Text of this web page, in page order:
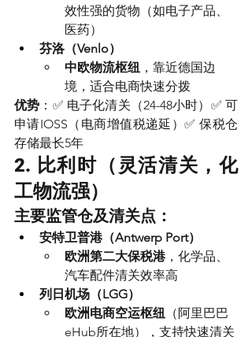
效性强的货物（如电子产品、
医药）
芬洛（Venlo）
中欧物流枢纽 ，靠近德国边
境，适合电商快速分拨
优势 ：✅ 电子化清关（24-48小时）✅ 可
申请IOSS（电商增值税递延）✅ 保税仓
存储最长5年
2. 比利时（灵活清关，化
工物流强）
主要监管仓及清关点：
安特卫普港（Antwerp Port）
欧洲第二大保税港 ，化学品、
汽车配件清关效率高
列日机场（LGG）
欧洲电商空运枢纽 （阿里巴巴
eHub所在地），支持快速清关